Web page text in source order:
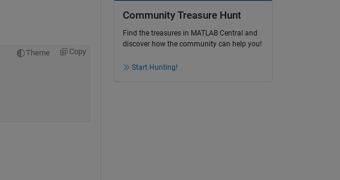
Theme Copy
Community Treasure Hunt
Find the treasures in MATLAB Central and
discover how the community can help you!
Start Hunting!